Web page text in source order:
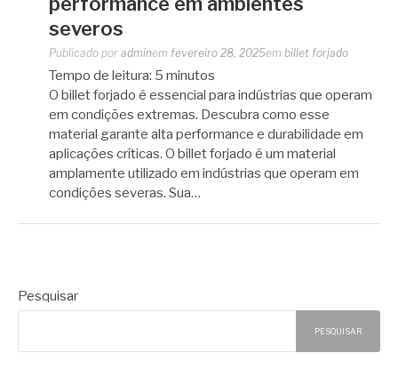
severos
Publicado por adminem fevereiro 28, 2025em billet forjado
Tempo de leitura: 5 minutos
O billet forjado é essencial para indústrias que operam
em condições extremas. Descubra como esse
material garante alta performance e durabilidade em
aplicações críticas. O billet forjado é um material
amplamente utilizado em indústrias que operam em
condições severas. Sua…
Pesquisar
PESQUISAR